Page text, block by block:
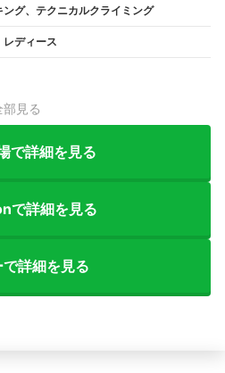
ング、テクニカルクライミング
レディース
部見る
で詳細を見る
で詳細を見る
で詳細を見る